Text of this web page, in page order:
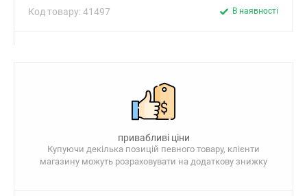
Код товару: 41497 В наявності
привабливі ціни
Купуючи декілька позицій певного товару, клієнти
магазину можуть розраховувати на додаткову знижку